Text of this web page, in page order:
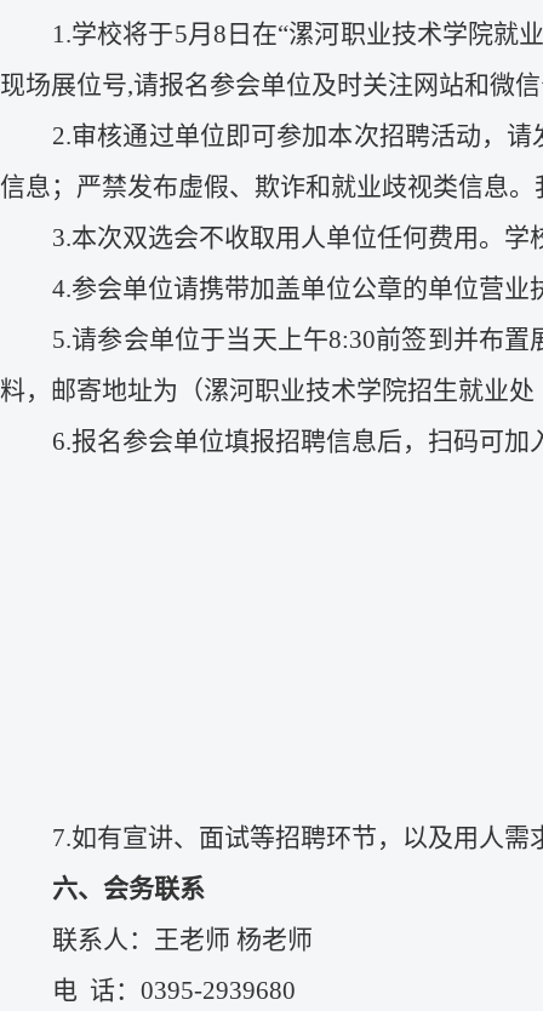
1.学校将于5月 8 日在“漯河职业技术学院就
现场展位号,请报名参会单位及时关注网站和微
2.审核通过单位即可参加本次招聘活动，
信息；严禁发布虚假、欺诈和就业歧视类信息
3.本次双选会不收取用人单位任何费用。
4.参会单位请携带加盖单位公章的单位营
5.请参会单位于当天上午8:30前签到并布置
料，邮寄地址为（漯河职业技术学院招生就业处
6.报名参会单位填报招聘信息后，扫码可加
7.如有宣讲、面试等招聘环节，以及用人
六、会务联系
联系人：王老师 杨老师
电 话： 0395-2939680